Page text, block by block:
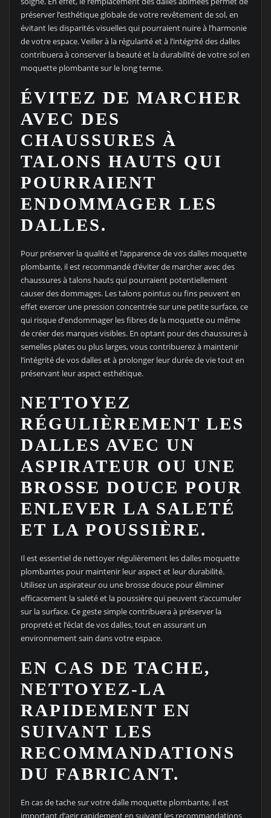
préserver l’esthétique globale de votre revêtement de sol, en
évitant les disparités visuelles qui pourraient nuire à l’harmonie
de votre espace. Veiller à la régularité et à l’intégrité des dalles
contribuera à conserver la beauté et la durabilité de votre sol en
moquette plombante sur le long terme.
ÉVITEZ DE MARCHER
AVEC DES
CHAUSSURES À
TALONS HAUTS QUI
POURRAIENT
ENDOMMAGER LES
DALLES.
Pour préserver la qualité et l’apparence de vos dalles moquette
plombante, il est recommandé d’éviter de marcher avec des
chaussures à talons hauts qui pourraient potentiellement
causer des dommages. Les talons pointus ou fins peuvent en
effet exercer une pression concentrée sur une petite surface, ce
qui risque d’endommager les fibres de la moquette ou même
de créer des marques visibles. En optant pour des chaussures à
semelles plates ou plus larges, vous contribuerez à maintenir
l’intégrité de vos dalles et à prolonger leur durée de vie tout en
préservant leur aspect esthétique.
NETTOYEZ
RÉGULIÈREMENT LES
DALLES AVEC UN
ASPIRATEUR OU UNE
BROSSE DOUCE POUR
ENLEVER LA SALETÉ
ET LA POUSSIÈRE.
Il est essentiel de nettoyer régulièrement les dalles moquette
plombantes pour maintenir leur aspect et leur durabilité.
Utilisez un aspirateur ou une brosse douce pour éliminer
efficacement la saleté et la poussière qui peuvent s’accumuler
sur la surface. Ce geste simple contribuera à préserver la
propreté et l’éclat de vos dalles, tout en assurant un
environnement sain dans votre espace.
EN CAS DE TACHE,
NETTOYEZ-LA
RAPIDEMENT EN
SUIVANT LES
RECOMMANDATIONS
DU FABRICANT.
En cas de tache sur votre dalle moquette plombante, il est
important d’agir rapidement en suivant les recommandations